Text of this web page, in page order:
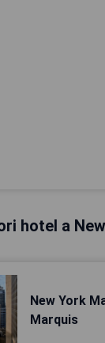
hotel a
New York
Marquis